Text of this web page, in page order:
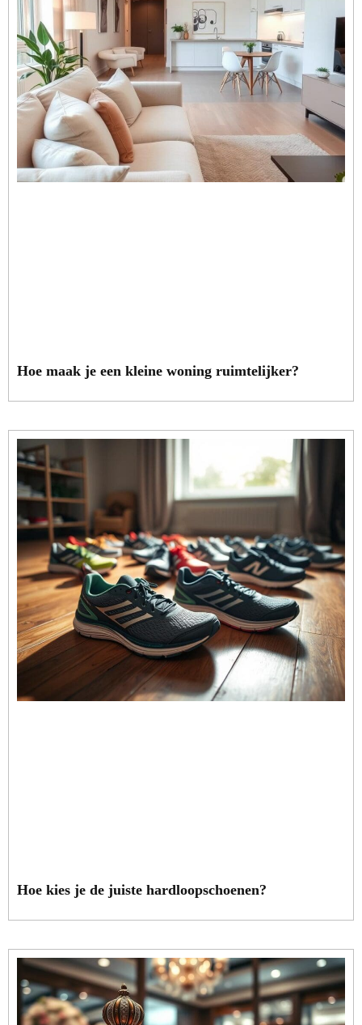
Hoe maak je een kleine woning ruimtelijker?
Hoe kies je de juiste hardloopschoenen?